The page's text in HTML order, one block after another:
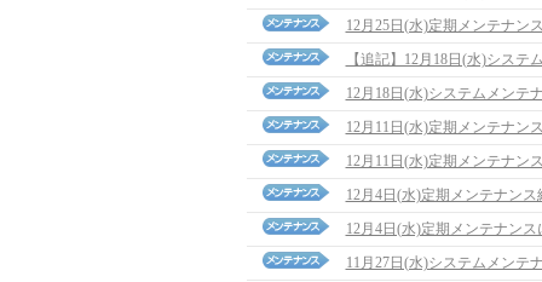
12月25日(水)定期メンテナン
【追記】12月18日(水)システ
12月18日(水)システムメンテ
12月11日(水)定期メンテナン
12月11日(水)定期メンテナン
12月4日(水)定期メンテナン
12月4日(水)定期メンテナンス
11月27日(水)システムメンテ